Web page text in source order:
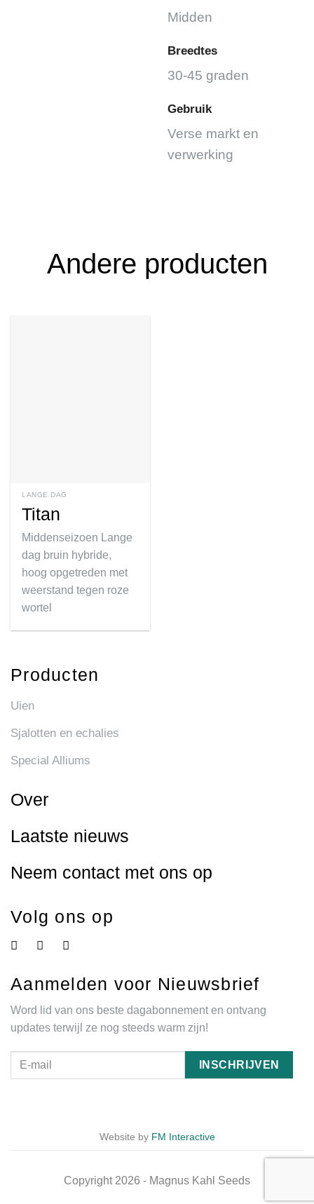
Midden
Breedtes
30-45 graden
Gebruik
Verse markt en
verwerking
Andere producten
LANGE DAG
Titan
Middenseizoen Lange
dag bruin hybride,
hoog opgetreden met
weerstand tegen roze
wortel
Producten
Uien
Sjalotten en echalies
Special Alliums
Over
Laatste nieuws
Neem contact met ons op
Volg ons op
Aanmelden voor Nieuwsbrief
Word lid van ons beste dagabonnement en ontvang
updates terwijl ze nog steeds warm zijn!
Website by FM Interactive
Copyright 2026 - Magnus Kahl Seeds